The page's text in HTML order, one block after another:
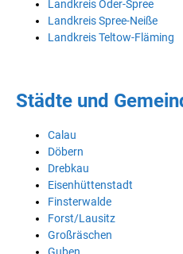
Landkreis Oder-Spree
Landkreis Spree-Neiße
Landkreis Teltow-Fläming
Städte und
Calau
Döbern
Drebkau
Eisenhüttenstadt
Finsterwalde
Forst/Lausitz
Großräschen
Guben